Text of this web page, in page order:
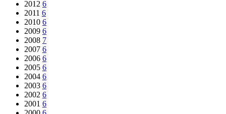
2012 6
2011 6
2010 6
2009 6
2008 7
2007 6
2006 6
2005 6
2004 6
2003 6
2002 6
2001 6